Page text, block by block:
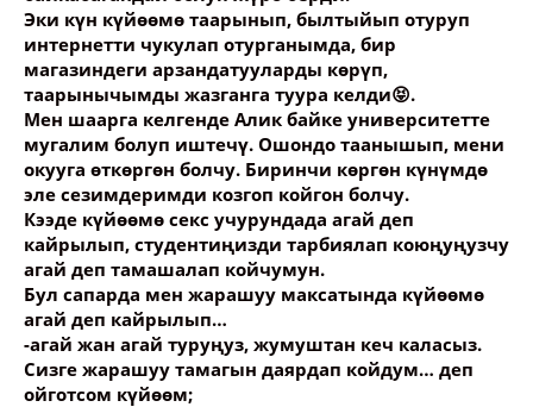
Эки күн күйөөмө таарынып, былтыйып отуруп
интернетти чукулап отурганымда, бир
магазиндеги арзандатууларды көрүп,
таарынычымды жазганга туура келди😝.
Мен шаарга келгенде Алик байке университетте
мугалим болуп иштечү. Ошондо таанышып, мени
окууга өткөргөн болчу. Биринчи көргөн күнүмдө
эле сезимдеримди козгоп койгон болчу.
Кээде күйөөмө секс учурундада агай деп
кайрылып, студентиңизди тарбиялап коюңуңузчу
агай деп тамашалап койчумун.
Бул сапарда мен жарашуу максатында күйөөмө
агай деп кайрылып…
-агай жан агай туруңуз, жумуштан кеч каласыз.
Сизге жарашуу тамагын даярдап койдум… деп
ойготсом күйөөм;